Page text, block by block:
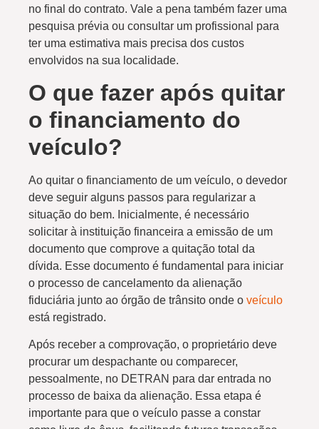
no final do contrato. Vale a pena também fazer uma
pesquisa prévia ou consultar um profissional para
ter uma estimativa mais precisa dos custos
envolvidos na sua localidade.
O que fazer após quitar
o financiamento do
veículo?
Ao quitar o financiamento de um veículo, o devedor
deve seguir alguns passos para regularizar a
situação do bem. Inicialmente, é necessário
solicitar à instituição financeira a emissão de um
documento que comprove a quitação total da
dívida. Esse documento é fundamental para iniciar
o processo de cancelamento da alienação
fiduciária junto ao órgão de trânsito onde o veículo
está registrado.
Após receber a comprovação, o proprietário deve
procurar um despachante ou comparecer,
pessoalmente, no DETRAN para dar entrada no
processo de baixa da alienação. Essa etapa é
importante para que o veículo passe a constar